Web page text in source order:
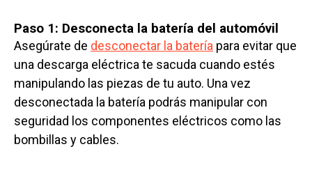
Paso 1: Desconecta la batería del automóvil
Asegúrate de desconectar la batería para evitar que
una descarga eléctrica te sacuda cuando estés
manipulando las piezas de tu auto. Una vez
desconectada la batería podrás manipular con
seguridad los componentes eléctricos como las
bombillas y cables.